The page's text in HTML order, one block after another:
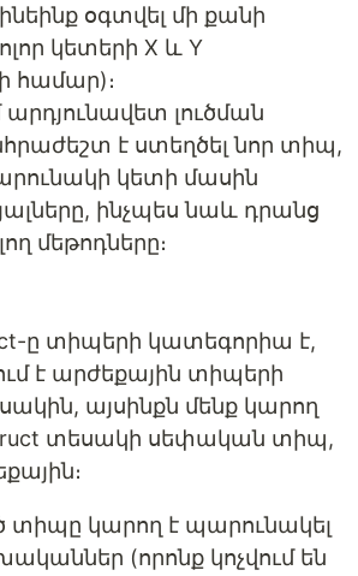
օգտվել մի քանի
կետերի X և Y
համար)։
արդյունավետ լուծման
է ստեղծել նոր տիպ,
կետի մասին
ինչպես նաև դրանց
մեթոդները։
ը տիպերի կատեգորիա է,
է արժեքային տիպերի
այսինքն մենք կարող
տեսակի սեփական տիպ,
տիպը կարող է պարունակել
(որոնք կոչվում են